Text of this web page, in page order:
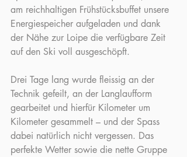
am reichhaltigen Frühstücksbuffet unsere
Energiespeicher aufgeladen und dank
der Nähe zur Loipe die verfügbare Zeit
auf den Ski voll ausgeschöpft.
Drei Tage lang wurde fleissig an der
Technik gefeilt, an der Langlaufform
gearbeitet und hierfür Kilometer um
Kilometer gesammelt – und der Spass
dabei natürlich nicht vergessen. Das
perfekte Wetter sowie die nette Gruppe